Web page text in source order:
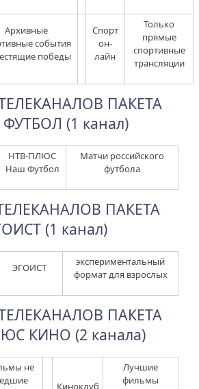
Архивные
события
победы
Спорт
он-
лайн
Только
прямые
спортивные
трансляции
ПАКЕТА
(1 канал)
НТВ-ПЛЮС
Наш Футбол
Матчи российского
футбола
ПАКЕТА
(1 канал)
ЭГОИСТ
экспериментальный
формат для взрослых
ПАКЕТА
КИНО (2 канала)
не
Киноклуб
Лучшие
фильмы